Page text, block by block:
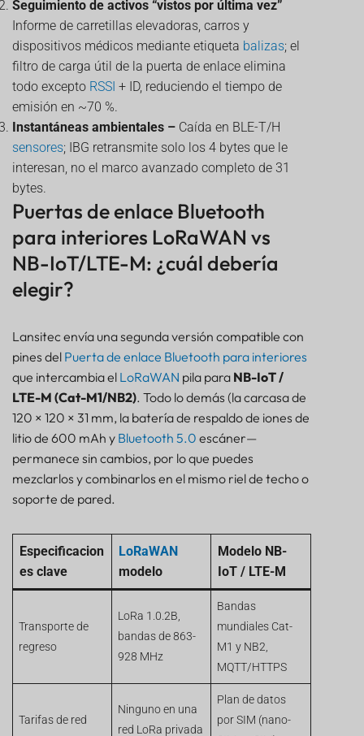
Seguimiento de activos “vistos por última vez”
Informe de carretillas elevadoras, carros y
dispositivos médicos mediante etiqueta balizas; el
filtro de carga útil de la puerta de enlace elimina
todo excepto RSSI + ID, reduciendo el tiempo de
emisión en ~70 %.
Instantáneas ambientales – Caída en BLE-T/H
sensores; IBG retransmite solo los 4 bytes que le
interesan, no el marco avanzado completo de 31
bytes.
Puertas de enlace Bluetooth
para interiores LoRaWAN vs
NB-IoT/LTE-M: ¿cuál debería
elegir?
Lansitec envía una segunda versión compatible con
pines del Puerta de enlace Bluetooth para interiores
que intercambia el LoRaWAN pila para NB-IoT /
LTE-M (Cat-M1/NB2). Todo lo demás (la carcasa de
120 × 120 × 31 mm, la batería de respaldo de iones de
litio de 600 mAh y Bluetooth 5.0 escáner—
permanece sin cambios, por lo que puedes
mezclarlos y combinarlos en el mismo riel de techo o
soporte de pared.
Especificacion
es clave
LoRaWAN
modelo
Modelo NB-
IoT / LTE-M
Transporte de
regreso
LoRa 1.0.2B,
bandas de 863-
928 MHz
Bandas
mundiales Cat-
M1 y NB2,
MQTT/HTTPS
Tarifas de red
Ninguno en una
red LoRa privada
Plan de datos
por SIM (nano-